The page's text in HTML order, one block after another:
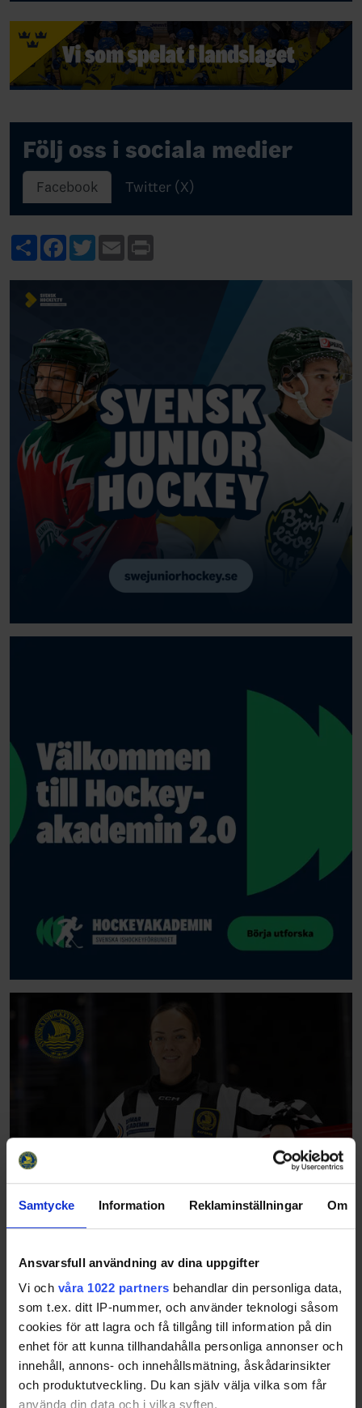
Samtycke Information Reklaminställningar Om
Ansvarsfull användning av dina uppgifter
Vi och våra 1022 partners behandlar din personliga data,
som t.ex. ditt IP-nummer, och använder teknologi såsom
cookies för att lagra och få tillgång till information på din
enhet för att kunna tillhandahålla personliga annonser och
innehåll, annons- och innehållsmätning, åskådarinsikter
och produktutveckling. Du kan själv välja vilka som får
använda din data och i vilka syften.
Följ oss i sociala medier
Facebook Twitter (X)
ShareFacebook
TwitterEmail